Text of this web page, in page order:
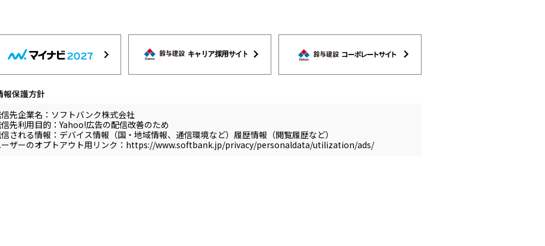
報保護方針
信先企業名：ソフトバンク株式会社
信先利用目的：Yahoo!広告の配信改善のため
信される情報：デバイス情報（国・地域情報、通信環境など）履歴情報（閲覧履歴など）
ーザーのオプトアウト用リンク： https://www.softbank.jp/privacy/personaldata/utilization/ads/